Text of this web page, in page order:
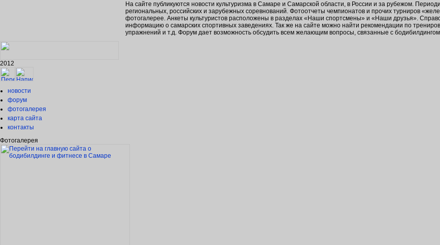
На сайте публикуются новости культуризма в Самаре и Самарской области, в России и за рубежом.
региональных, российских и зарубежных соревнований. Фотоотчеты чемпионатов и прочих турниров
фотогалерее. Анкеты культуристов расположены в разделах «Наши спортсмены» и «Наши друзья».
информацию о самарских спортивных заведениях. Так же на сайте можно найти рекомендации по
упражнений и т.д. Форум дает возможность обсудить всем желающим вопросы, связанные с
2012
новости
форум
фотогалерея
карта сайта
контакты
Фотогалерея